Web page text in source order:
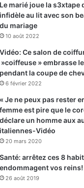
Le marié joue la s3xtape
infidèle au lit avec son
du mariage
10 août 2022
Vidéo: Ce salon de
»coiffeuse » embrasse
pendant la coupe de
6 février 2022
« Je ne peux pas rester
femme est pire que le
déclare un homme aux
italiennes-Vidéo
20 mars 2020
Santé: arrêtez ces 8
endommagent vos reins!
26 août 2019